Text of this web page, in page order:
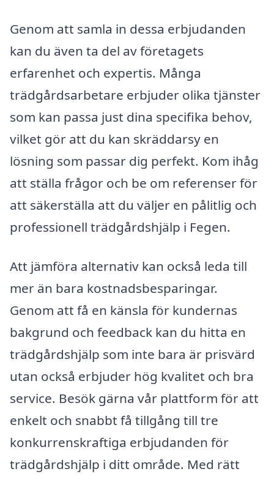
Genom att samla in dessa erbjudanden
kan du även ta del av företagets
erfarenhet och expertis. Många
trädgårdsarbetare erbjuder olika tjänster
som kan passa just dina specifika behov,
vilket gör att du kan skräddarsy en
lösning som passar dig perfekt. Kom ihåg
att ställa frågor och be om referenser för
att säkerställa att du väljer en pålitlig och
professionell trädgårdshjälp i Fegen.
Att jämföra alternativ kan också leda till
mer än bara kostnadsbesparingar.
Genom att få en känsla för kundernas
bakgrund och feedback kan du hitta en
trädgårdshjälp som inte bara är prisvärd
utan också erbjuder hög kvalitet och bra
service. Besök gärna vår plattform för att
enkelt och snabbt få tillgång till tre
konkurrenskraftiga erbjudanden för
trädgårdshjälp i ditt område. Med rätt